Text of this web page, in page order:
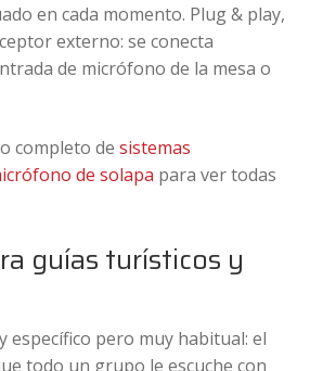
en cada momento. Plug & play,
externo: se conecta
de micrófono de la mesa o
completo desistemas
de solapa para ver todas
guías turísticos y
específico pero muy habitual: el
todo un grupo le escuche con